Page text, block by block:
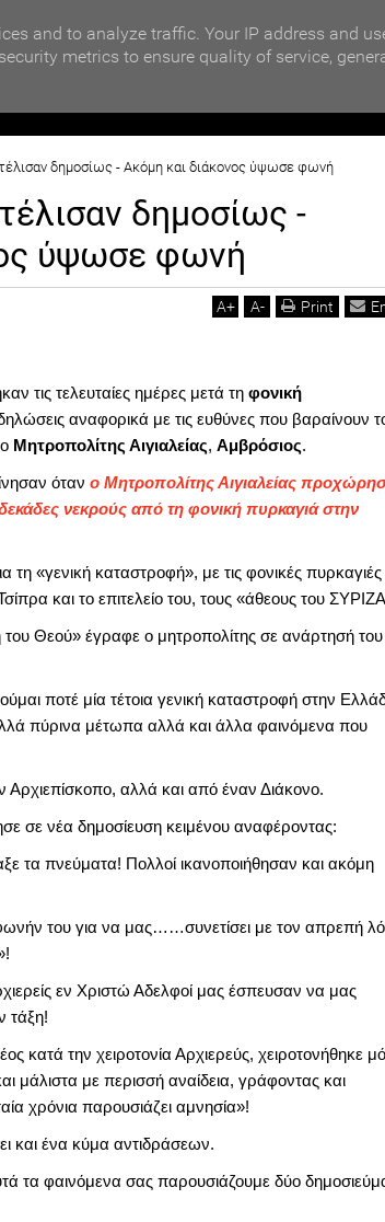
δημοσίως - Ακόμη και διάκονος ύψωσε φωνή
δημοσίως -
ύψωσε φωνή
A+ A- Print
τις τελευταίες ημέρες μετά τη φονική
δηλώσεις αναφορικά με τις ευθύνες που βαραίνουν
Μητροπολίτης Αιγιαλείας, Αμβρόσιος.
όταν ο Μητροπολίτης Αιγιαλείας
νεκρούς από τη φονική πυρκαγιά στην
τη «γενική καταστροφή», με τις φονικές πυρκαγιές
και το επιτελείο του, τους «άθεους του
του Θεού» έγραφε ο μητροπολίτης σε ανάρτησή
ποτέ μία τέτοια γενική καταστροφή στην
πύρινα μέτωπα αλλά και άλλα φαινόμενα που
Αρχιεπίσκοπο, αλλά και από έναν Διάκονο.
σε νέα δημοσίευση κειμένου αναφέροντας:
τα πνεύματα! Πολλοί ικανοποιήθησαν και ακόμη
του για να μας……συνετίσει με τον απρεπή
εν Χριστώ Αδελφοί μας έσπευσαν να μας
τάξη!
κατά την χειροτονία Αρχιερεύς, χειροτονήθηκε
μάλιστα με περισσή αναίδεια, γράφοντας και
χρόνια παρουσιάζει αμνησία»!
και ένα κύμα αντιδράσεων.
τα φαινόμενα σας παρουσιάζουμε δύο
and to analyze traffic. Your IP address and
metrics to ensure quality of service,